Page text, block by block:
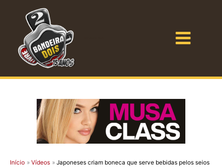
conteúdo
Início Vídeos Japoneses criam boneca que serve bebidas pelos seios